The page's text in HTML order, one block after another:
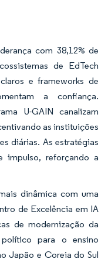
com 38,12% de
de EdTech
e frameworks de
a confiança.
U-GAIN canalizam
as instituições
diárias. As estratégias
impulso, reforçando a
dinâmica com uma
de Excelência em IA
de modernização da
para o ensino
Japão e Coreia do Sul